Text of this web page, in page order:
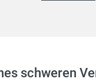
schweren